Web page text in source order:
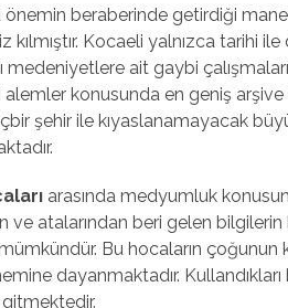
beraberinde getirdiği
kılmıştır. Kocaeli yalnızca tarihi
medeniyetlere ait gaybi
konusunda en geniş arşive
şehir ile kıyaslanamayacak
arasında medyumluk
ve atalarından beri gelen
Bu hocaların çoğunun
dayanmaktadır.